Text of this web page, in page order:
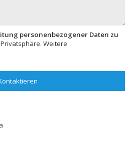
personenbezogener Daten zu
Weitere